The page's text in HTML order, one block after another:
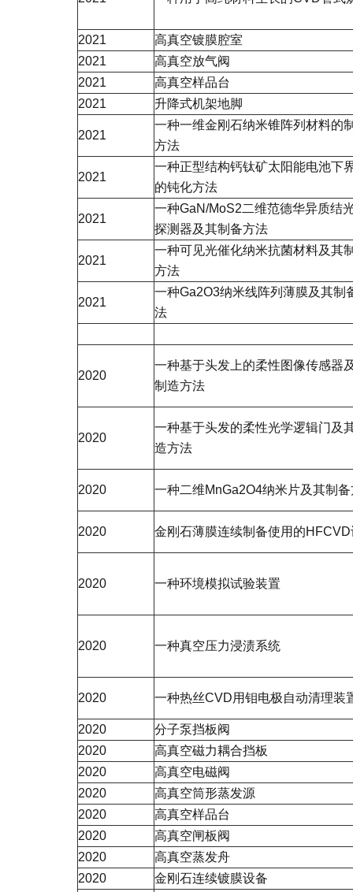
2021
高真空镀膜腔室
2021
高真空放气阀
2021
高真空样品台
2021
升降式机架地脚
2021
一种一维金刚石纳米锥阵列材料的
方法
2021
一种正型结构钙钛矿太阳能电池下
的钝化方法
2021
一种GaN/MoS2二维范德华异质结
探测器及其制备方法
2021
一种可见光催化纳米抗菌材料及其
方法
2021
一种Ga2O3纳米线阵列薄膜及其制
法
2020
一种基于头发上的柔性图像传感器
制造方法
2020
一种基于头发的柔性光学逻辑门及
造方法
2020 一种二维MnGa2O4纳米片及其制
2020 金刚石薄膜连续制备使用的HFCVD
2020 一种环境模拟试验装置
2020 一种真空压力浸渍系统
2020 一种热丝CVD用钼电极自动清理装
2020
分子泵挡板阀
2020
高真空磁力耦合挡板
2020
高真空电磁阀
2020
高真空筒形蒸发源
2020
高真空样品台
2020
高真空闸板阀
2020
高真空蒸发舟
2020
金刚石连续镀膜设备